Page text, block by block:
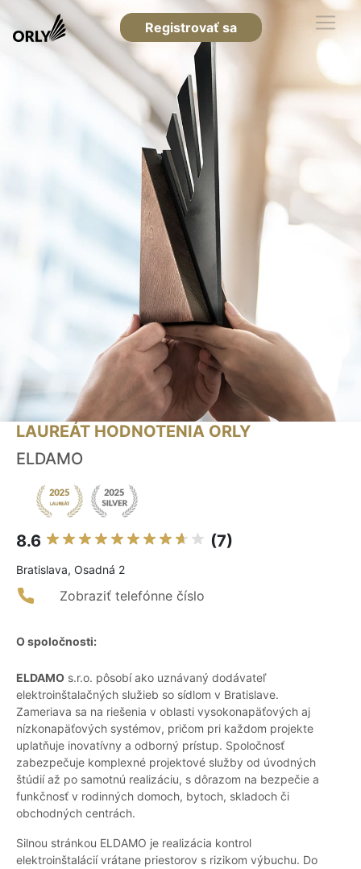
Registrovať sa
LAUREÁT HODNOTENIA ORLY
ELDAMO
8.6 (7)
Bratislava, Osadná 2
Zobraziť telefónne číslo
O spoločnosti:
ELDAMO s.r.o. pôsobí ako uznávaný dodávateľ
elektroinštalačných služieb so sídlom v Bratislave.
Zameriava sa na riešenia v oblasti vysokonapäťových aj
nízkonapäťových systémov, pričom pri každom projekte
uplatňuje inovatívny a odborný prístup. Spoločnosť
zabezpečuje komplexné projektové služby od úvodných
štúdií až po samotnú realizáciu, s dôrazom na bezpečie a
funkčnosť v rodinných domoch, bytoch, skladoch či
obchodných centrách.
Silnou stránkou ELDAMO je realizácia kontrol
elektroinštalácií vrátane priestorov s rizikom výbuchu. Do